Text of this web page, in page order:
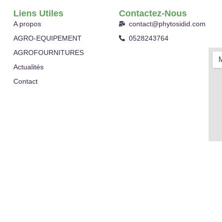
Liens Utiles
A propos
AGRO-EQUIPEMENT
AGROFOURNITURES
Actualités
Contact
Contactez-Nous
contact@phytosidid.com
0528243764